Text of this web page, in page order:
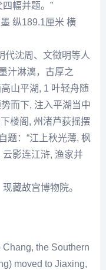
幅并题。”
纵189.1厘米 横
代沈周 、文徵明等人
汁淋漓，古厚之
高山平湖, 1 叶轻舟随
而下, 注入平湖当中
楼阁, 州渚芦荻摇摆
题：“江上秋光薄, 枫
影连江浒, 渔家并
藏故宫博物院。
the Southern
moved to Jiaxing,